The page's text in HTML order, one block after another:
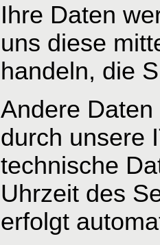
Ihre Daten
uns diese
handeln, die
Andere
durch unsere
technische
Uhrzeit des
erfolgt